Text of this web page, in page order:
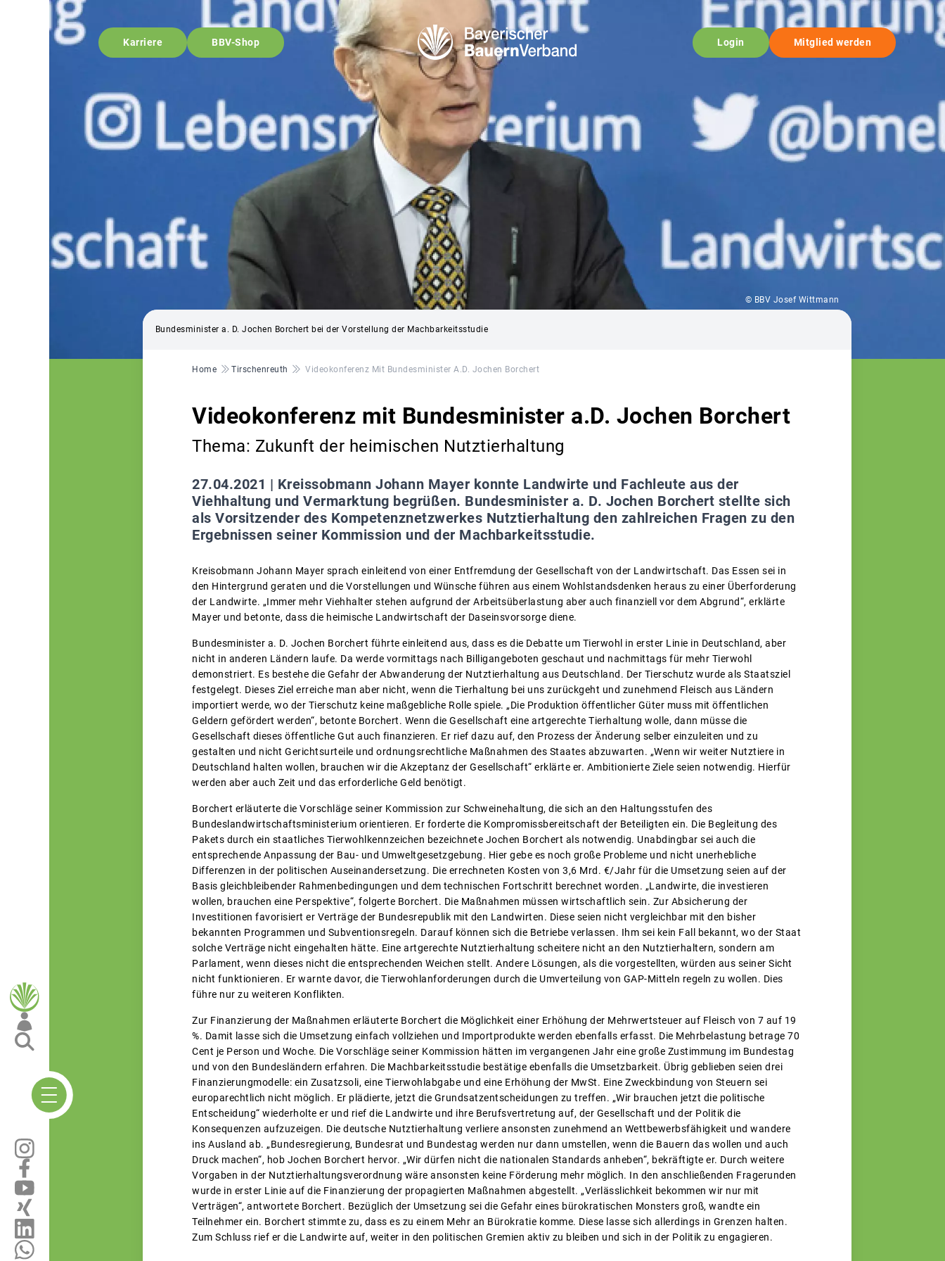
Karriere BBV-Shop Login Mitglied werden
© BBV Josef Wittmann
Bundesminister a. D. Jochen Borchert bei der Vorstellung der Machbarkeitsstudie
Pfadnavigation
Home Tirschenreuth Videokonferenz Mit Bundesminister A.D. Jochen Borchert
Videokonferenz mit Bundesminister a.D. Jochen Borchert
Thema: Zukunft der heimischen Nutztierhaltung
27.04.2021 | Kreissobmann Johann Mayer konnte Landwirte und Fachleute aus der
Viehhaltung und Vermarktung begrüßen. Bundesminister a. D. Jochen Borchert stellte sich
als Vorsitzender des Kompetenznetzwerkes Nutztierhaltung den zahlreichen Fragen zu den
Ergebnissen seiner Kommission und der Machbarkeitsstudie.
Kreisobmann Johann Mayer sprach einleitend von einer Entfremdung der Gesellschaft von der Landwirtschaft. Das Essen sei in
den Hintergrund geraten und die Vorstellungen und Wünsche führen aus einem Wohlstandsdenken heraus zu einer Überforderung
der Landwirte. „Immer mehr Viehhalter stehen aufgrund der Arbeitsüberlastung aber auch finanziell vor dem Abgrund“, erklärte
Mayer und betonte, dass die heimische Landwirtschaft der Daseinsvorsorge diene.
Bundesminister a. D. Jochen Borchert führte einleitend aus, dass es die Debatte um Tierwohl in erster Linie in Deutschland, aber
nicht in anderen Ländern laufe. Da werde vormittags nach Billigangeboten geschaut und nachmittags für mehr Tierwohl
demonstriert. Es bestehe die Gefahr der Abwanderung der Nutztierhaltung aus Deutschland. Der Tierschutz wurde als Staatsziel
festgelegt. Dieses Ziel erreiche man aber nicht, wenn die Tierhaltung bei uns zurückgeht und zunehmend Fleisch aus Ländern
importiert werde, wo der Tierschutz keine maßgebliche Rolle spiele. „Die Produktion öffentlicher Güter muss mit öffentlichen
Geldern gefördert werden“, betonte Borchert. Wenn die Gesellschaft eine artgerechte Tierhaltung wolle, dann müsse die
Gesellschaft dieses öffentliche Gut auch finanzieren. Er rief dazu auf, den Prozess der Änderung selber einzuleiten und zu
gestalten und nicht Gerichtsurteile und ordnungsrechtliche Maßnahmen des Staates abzuwarten. „Wenn wir weiter Nutztiere in
Deutschland halten wollen, brauchen wir die Akzeptanz der Gesellschaft“ erklärte er. Ambitionierte Ziele seien notwendig. Hierfür
werden aber auch Zeit und das erforderliche Geld benötigt.
Borchert erläuterte die Vorschläge seiner Kommission zur Schweinehaltung, die sich an den Haltungsstufen des
Bundeslandwirtschaftsministerium orientieren. Er forderte die Kompromissbereitschaft der Beteiligten ein. Die Begleitung des
Pakets durch ein staatliches Tierwohlkennzeichen bezeichnete Jochen Borchert als notwendig. Unabdingbar sei auch die
entsprechende Anpassung der Bau- und Umweltgesetzgebung. Hier gebe es noch große Probleme und nicht unerhebliche
Differenzen in der politischen Auseinandersetzung. Die errechneten Kosten von 3,6 Mrd. €/Jahr für die Umsetzung seien auf der
Basis gleichbleibender Rahmenbedingungen und dem technischen Fortschritt berechnet worden. „Landwirte, die investieren
wollen, brauchen eine Perspektive“, folgerte Borchert. Die Maßnahmen müssen wirtschaftlich sein. Zur Absicherung der
Investitionen favorisiert er Verträge der Bundesrepublik mit den Landwirten. Diese seien nicht vergleichbar mit den bisher
bekannten Programmen und Subventionsregeln. Darauf können sich die Betriebe verlassen. Ihm sei kein Fall bekannt, wo der Staat
solche Verträge nicht eingehalten hätte. Eine artgerechte Nutztierhaltung scheitere nicht an den Nutztierhaltern, sondern am
Parlament, wenn dieses nicht die entsprechenden Weichen stellt. Andere Lösungen, als die vorgestellten, würden aus seiner Sicht
nicht funktionieren. Er warnte davor, die Tierwohlanforderungen durch die Umverteilung von GAP-Mitteln regeln zu wollen. Dies
führe nur zu weiteren Konflikten.
Zur Finanzierung der Maßnahmen erläuterte Borchert die Möglichkeit einer Erhöhung der Mehrwertsteuer auf Fleisch von 7 auf 19
%. Damit lasse sich die Umsetzung einfach vollziehen und Importprodukte werden ebenfalls erfasst. Die Mehrbelastung betrage 70
Cent je Person und Woche. Die Vorschläge seiner Kommission hätten im vergangenen Jahr eine große Zustimmung im Bundestag
und von den Bundesländern erfahren. Die Machbarkeitsstudie bestätige ebenfalls die Umsetzbarkeit. Übrig geblieben seien drei
Finanzierungmodelle: ein Zusatzsoli, eine Tierwohlabgabe und eine Erhöhung der MwSt. Eine Zweckbindung von Steuern sei
europarechtlich nicht möglich. Er plädierte, jetzt die Grundsatzentscheidungen zu treffen. „Wir brauchen jetzt die politische
Entscheidung“ wiederholte er und rief die Landwirte und ihre Berufsvertretung auf, der Gesellschaft und der Politik die
Konsequenzen aufzuzeigen. Die deutsche Nutztierhaltung verliere ansonsten zunehmend an Wettbewerbsfähigkeit und wandere
ins Ausland ab. „Bundesregierung, Bundesrat und Bundestag werden nur dann umstellen, wenn die Bauern das wollen und auch
Druck machen“, hob Jochen Borchert hervor. „Wir dürfen nicht die nationalen Standards anheben“, bekräftigte er. Durch weitere
Vorgaben in der Nutztierhaltungsverordnung wäre ansonsten keine Förderung mehr möglich. In den anschließenden Fragerunden
wurde in erster Linie auf die Finanzierung der propagierten Maßnahmen abgestellt. „Verlässlichkeit bekommen wir nur mit
Verträgen“, antwortete Borchert. Bezüglich der Umsetzung sei die Gefahr eines bürokratischen Monsters groß, wandte ein
Teilnehmer ein. Borchert stimmte zu, dass es zu einem Mehr an Bürokratie komme. Diese lasse sich allerdings in Grenzen halten.
Zum Schluss rief er die Landwirte auf, weiter in den politischen Gremien aktiv zu bleiben und sich in der Politik zu engagieren.